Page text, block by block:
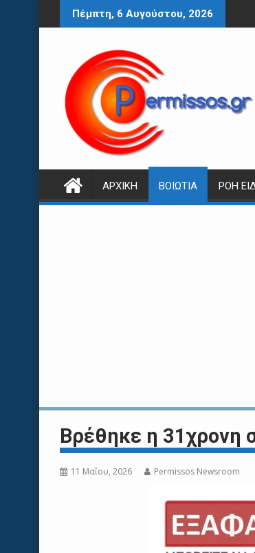
Περάστε
στο
Πέμπτη, 6 Αυγούστου, 2026
ΑΡΧΙΚΉ ΒΟΙΩΤΊΑ ΡΟΉ
Βρέθηκε η 31χρονη
11 Μαΐου, 2026 Permissos Newsroom